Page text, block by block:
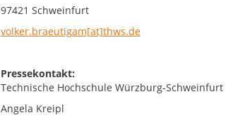
97421 Schweinfurt
volker.braeutigam[at]thws.de
Pressekontakt:
Technische Hochschule Würzburg-Schweinfurt
Angela Kreipl